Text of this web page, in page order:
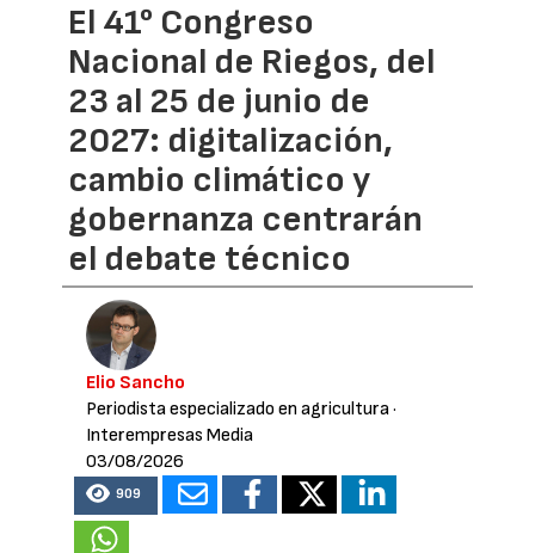
El 41° Congreso
Nacional de Riegos, del
23 al 25 de junio de
2027: digitalización,
cambio climático y
gobernanza centrarán
el debate técnico
Elio Sancho
Periodista especializado en agricultura·
Interempresas Media
03/08/2026
909